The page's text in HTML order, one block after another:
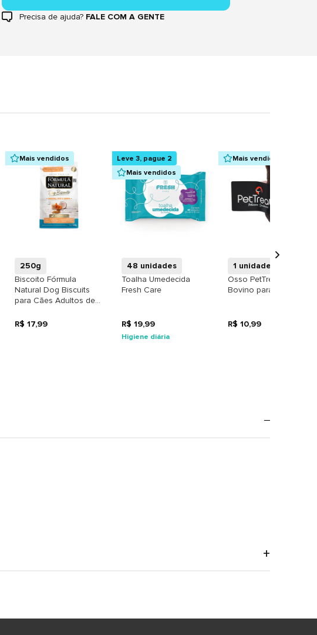
Precisa de ajuda? FALE COM A GENTE
Mais vendidos
250g
Biscoito Fórmula
Natural Dog Biscuits
para Cães Adultos de
Abóbora
R$ 17,99
Leve 3, pague 2
Mais vendidos
+
48 unidades
Toalha Umedecida
Fresh Care
R$ 19,99
Higiene diária
Mais vendidos
1 unidade
Osso PetTreats Casco
Bovino para Cães
R$ 10,99